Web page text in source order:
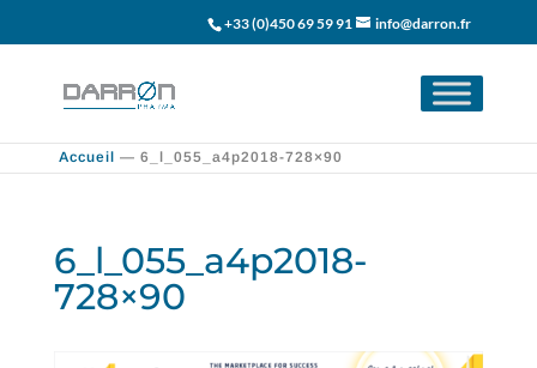
+33 (0)450 69 59 91 info@darron.fr
Accueil — 6_l_055_a4p2018-728×90
6_l_055_a4p2018-
728×90